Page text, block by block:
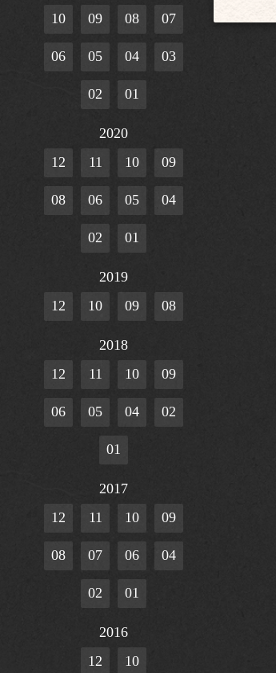
10
09 08 07
06 05 04 03
02 01
2020
12
11 10 09
08 06 05 04
02 01
2019
12
10 09 08
2018
12
11 10 09
06 05 04 02
01
2017
12
11 10 09
08 07 06 04
02 01
2016
12
10